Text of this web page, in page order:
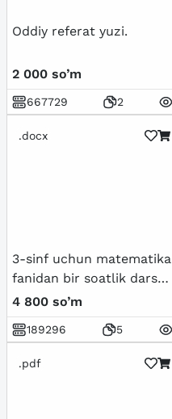
Oddiy referat yuzi.
2 000 so’m
667729 2
.docx
3-sinf uchun matematika
fanidan bir soatlik dars
ishlanma
4 800 so’m
189296 5
.pdf